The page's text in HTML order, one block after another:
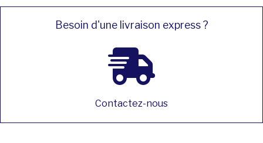
Besoin d'une livraison express ?
Contactez-nous